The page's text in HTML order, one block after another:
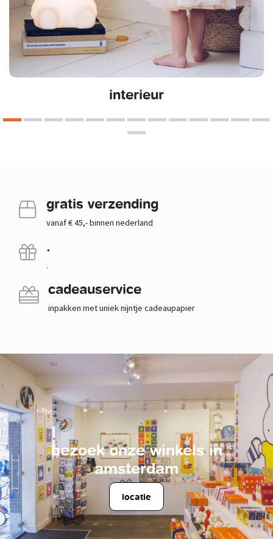
interieur
gratis verzending
vanaf € 45,- binnen nederland
.
.
cadeauservice
inpakken met uniek nijntje cadeaupapier
bezoek onze winkels in
amsterdam
locatie